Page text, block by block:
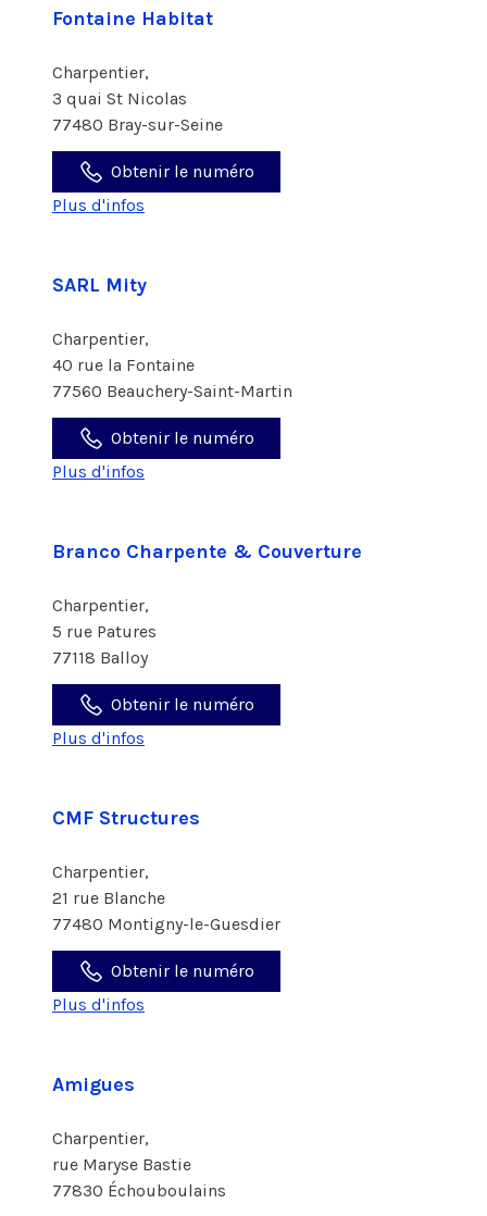
Fontaine Habitat
Charpentier,
3 quai St Nicolas
77480 Bray-sur-Seine
Obtenir le numéro
Plus d'infos
SARL Mity
Charpentier,
40 rue la Fontaine
77560 Beauchery-Saint-Martin
Obtenir le numéro
Plus d'infos
Branco Charpente & Couverture
Charpentier,
5 rue Patures
77118 Balloy
Obtenir le numéro
Plus d'infos
CMF Structures
Charpentier,
21 rue Blanche
77480 Montigny-le-Guesdier
Obtenir le numéro
Plus d'infos
Amigues
Charpentier,
rue Maryse Bastie
77830 Échouboulains